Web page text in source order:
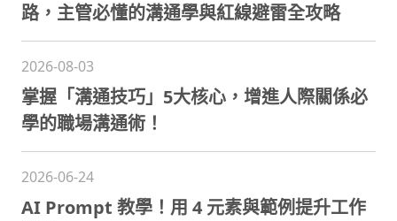
路，主管必懂的溝通學與紅線避雷全攻略
2026-08-03
掌握「溝通技巧」5大核心，增進人際關係必
學的職場溝通術！
2026-06-24
AI Prompt 教學！用 4 元素與範例提升工作